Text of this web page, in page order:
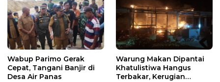
Wabup Parimo Gerak
Cepat, Tangani Banjir di
Desa Air Panas
Warung Makan Dipantai
Khatulistiwa Hangus
Terbakar, Kerugian